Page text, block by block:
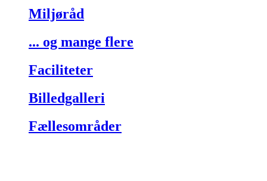
Miljøråd
... og mange flere
Faciliteter
Billedgalleri
Fællesområder